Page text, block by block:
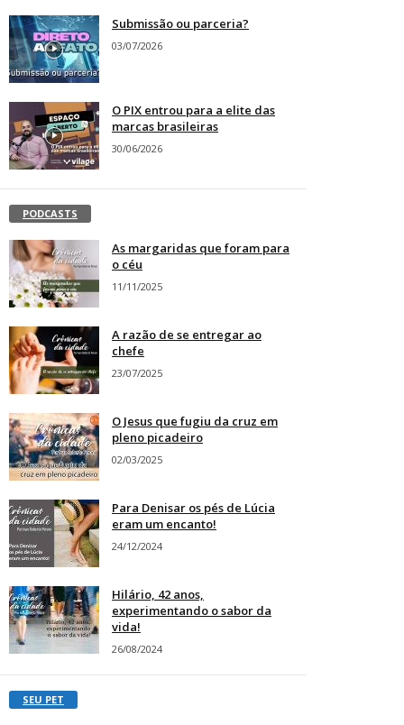
Submissão ou parceria?
03/07/2026
O PIX entrou para a elite das
marcas brasileiras
30/06/2026
PODCASTS
As margaridas que foram para
o céu
11/11/2025
A razão de se entregar ao
chefe
23/07/2025
O Jesus que fugiu da cruz em
pleno picadeiro
02/03/2025
Para Denisar os pés de Lúcia
eram um encanto!
24/12/2024
Hilário, 42 anos,
experimentando o sabor da
vida!
26/08/2024
SEU PET